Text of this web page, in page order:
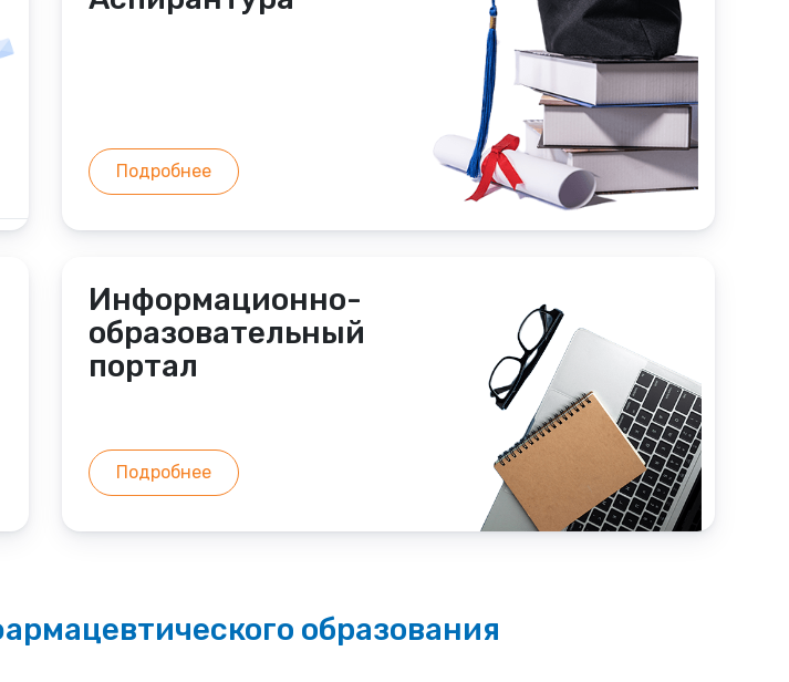
Подробнее
Информационно-
образовательный
портал
Подробнее
образования